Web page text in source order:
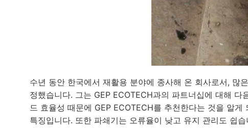
수년 동안 한국에서 재활용 분야에 종사해 온 회사로서, 많
정했습니다. 그는 GEP ECOTECH과의 파트너십에 대해
드 효율성 때문에 GEP ECOTECH를 추천한다는 것을 알
특징입니다. 또한 파쇄기는 오류율이 낮고 유지 관리도 쉽습